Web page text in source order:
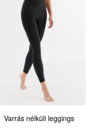
Varrás nélküli leggings